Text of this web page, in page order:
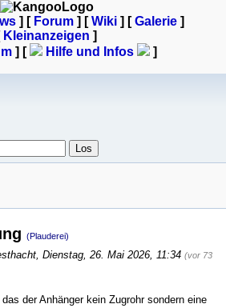
] [ Forum ] [Wiki ] [Galerie ]
Kleinanzeigen ]
] [ Hilfe und Infos ]
(Plauderei)
Dienstag, 26. Mai 2026, 11:34 (vor 73
der Anhänger kein Zugrohr sondern eine